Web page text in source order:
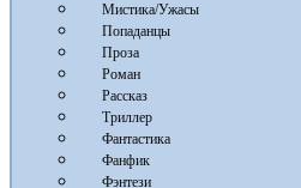
Мистика/Ужасы
Попаданцы
Проза
Роман
Рассказ
Триллер
Фантастика
Фанфик
Фэнтези